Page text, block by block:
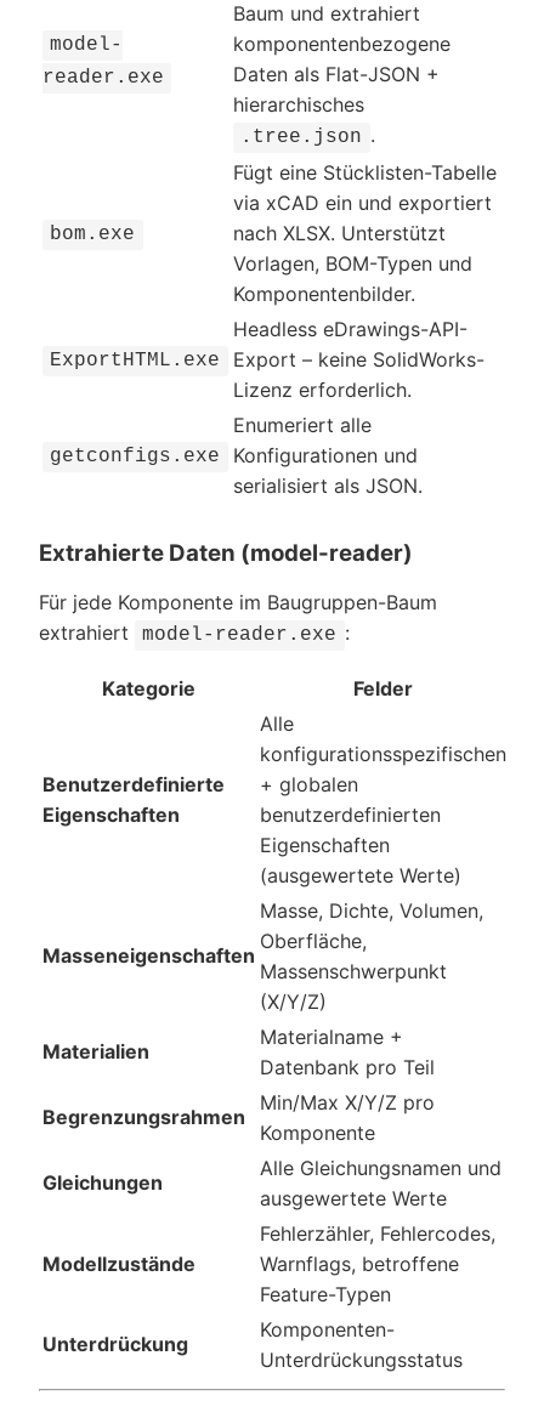
model-
reader.exe
Baum und extrahiert
komponentenbezogene
Daten als Flat-JSON +
hierarchisches
.tree.json .
bom.exe
Fügt eine Stücklisten-Tabelle
via xCAD ein und exportiert
nach XLSX. Unterstützt
Vorlagen, BOM-Typen und
Komponentenbilder.
ExportHTML.exe
Headless eDrawings-API-
Export – keine SolidWorks-
Lizenz erforderlich.
getconfigs.exe
Enumeriert alle
Konfigurationen und
serialisiert als JSON.
Extrahierte Daten (model-reader)
Für jede Komponente im Baugruppen-Baum
extrahiert
model-reader.exe :
Kategorie Felder
Benutzerdefinierte
Eigenschaften
Alle
konfigurationsspezifischen
+ globalen
benutzerdefinierten
Eigenschaften
(ausgewertete Werte)
Masseneigenschaften
Masse, Dichte, Volumen,
Oberfläche,
Massenschwerpunkt
(X/Y/Z)
Materialien
Materialname +
Datenbank pro Teil
Begrenzungsrahmen
Min/Max X/Y/Z pro
Komponente
Gleichungen
Alle Gleichungsnamen und
ausgewertete Werte
Modellzustände
Fehlerzähler, Fehlercodes,
Warnflags, betroffene
Feature-Typen
Unterdrückung
Komponenten-
Unterdrückungsstatus